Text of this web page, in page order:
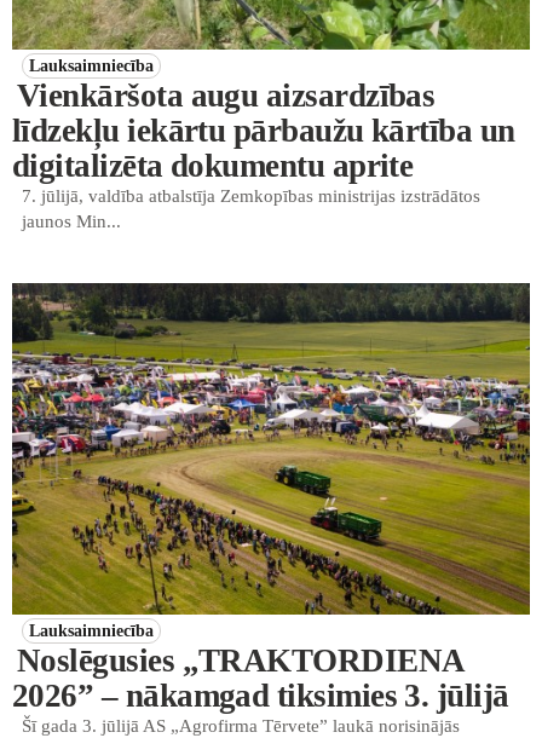
Lauksaimniecība
Vienkāršota augu aizsardzības
līdzekļu iekārtu pārbaužu kārtība un
digitalizēta dokumentu aprite
7. jūlijā, valdība atbalstīja Zemkopības ministrijas izstrādātos
jaunos Min...
Lauksaimniecība
Noslēgusies „TRAKTORDIENA
2026” – nākamgad tiksimies 3. jūlijā
Šī gada 3. jūlijā AS „Agrofirma Tērvete” laukā norisinājās